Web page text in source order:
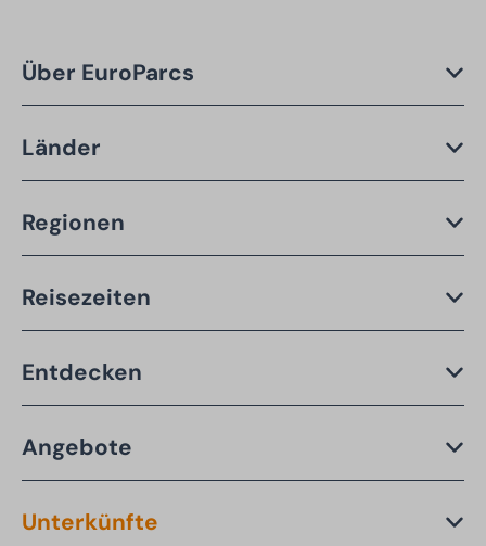
Über EuroParcs
Länder
Regionen
Reisezeiten
Entdecken
Angebote
Unterkünfte